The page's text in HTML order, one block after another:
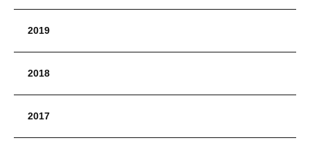
2019
2018
2017